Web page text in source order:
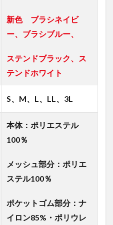
新色 ブラシネイビ
ー、ブラシブルー、
ステンドブラック、ス
テンドホワイト
S、 M、L、LL、3L
本体：ポリエステル
100％
メッシュ部分：ポリエ
ステル100％
ポケットゴム部分：ナ
イロン85%・ポリウレ